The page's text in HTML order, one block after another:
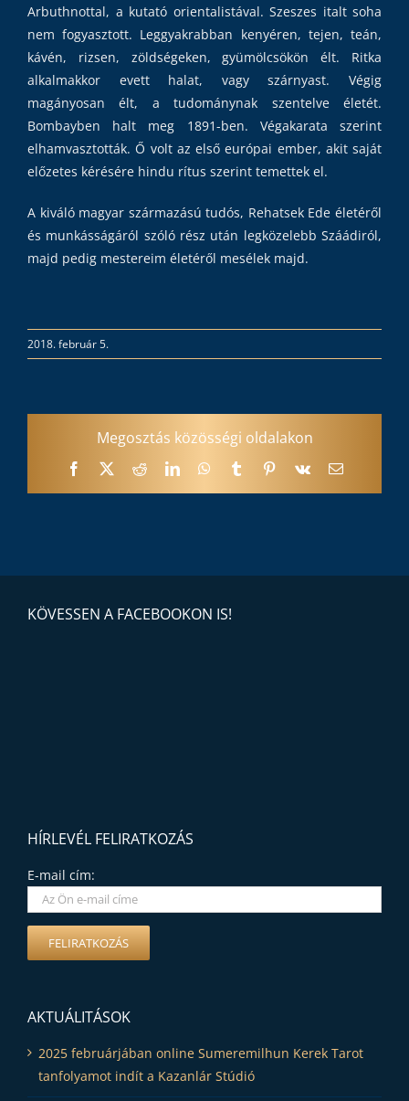
Arbuthnottal, a kutató orientalistával. Szeszes italt soha
nem fogyasztott. Leggyakrabban kenyéren, tejen, teán,
kávén, rizsen, zöldségeken, gyümölcsökön élt. Ritka
alkalmakkor evett halat, vagy szárnyast. Végig
magányosan élt, a tudománynak szentelve életét.
Bombayben halt meg 1891-ben. Végakarata szerint
elhamvasztották. Ő volt az első európai ember, akit saját
előzetes kérésére hindu rítus szerint temettek el.
A kiváló magyar származású tudós, Rehatsek Ede életéről
és munkásságáról szóló rész után legközelebb Száádiról,
majd pedig mestereim életéről mesélek majd.
2018. február 5.
Megosztás közösségi oldalakon
Facebook
X RedditLinkedInWhatsApp
TumblrPinterest
Vk Email:
KÖVESSEN A FACEBOOKON IS!
HÍRLEVÉL FELIRATKOZÁS
E-mail cím:
AKTUÁLITÁSOK
2025 februárjában online Sumeremilhun Kerek Tarot
tanfolyamot indít a Kazanlár Stúdió